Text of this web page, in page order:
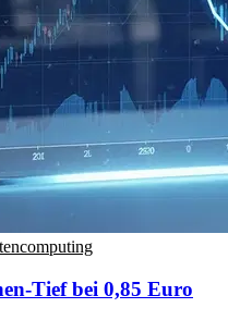
Tief bei 0,85 Euro